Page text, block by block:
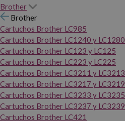
Brother
Brother
Cartuchos Brother LC985
Cartuchos Brother LC1240 y LC1280
Cartuchos Brother LC123 y LC125
Cartuchos Brother LC223 y LC225
Cartuchos Brother LC3211 y LC3213
Cartuchos Brother LC3217 y LC3219
Cartuchos Brother LC3233 y LC3235
Cartuchos Brother LC3237 y LC3239
Cartuchos Brother LC421